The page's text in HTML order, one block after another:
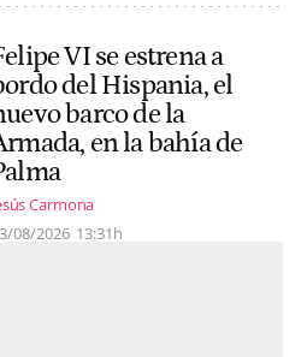
VI se estrena a
del Hispania, el
barco de la
en la bahía de
Carmona
08/2026 13:31h